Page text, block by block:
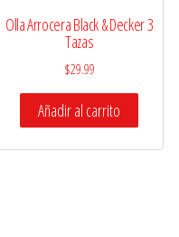
Olla Arrocera Black & Decker 3
Tazas
$29.99
Añadir al carrito